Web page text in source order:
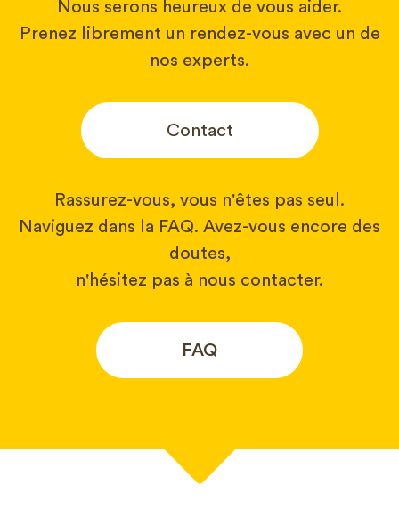
Nous serons heureux de vous aider.
Prenez librement un rendez-vous avec un de
nos experts.
Contact
Rassurez-vous, vous n'êtes pas seul.
Naviguez dans la FAQ. Avez-vous encore des
doutes,
n'hésitez pas à nous contacter.
FAQ